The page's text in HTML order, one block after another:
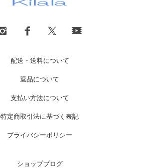
配送・送料について
返品について
支払い方法について
特定商取引法に基づく表記
プライバシーポリシー
ショップブログ